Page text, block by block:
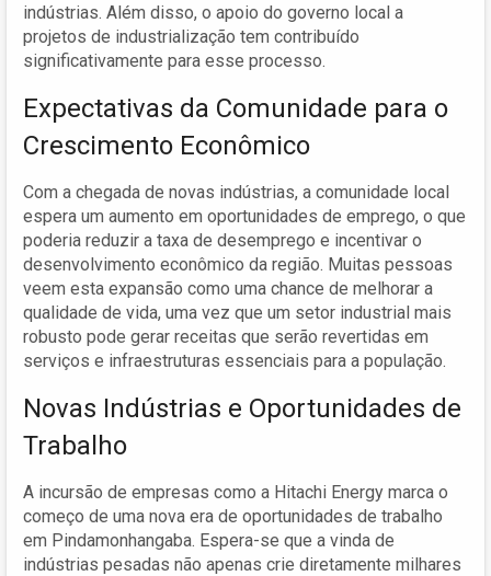
indústrias. Além disso, o apoio do governo local a
projetos de industrialização tem contribuído
significativamente para esse processo.
Expectativas da Comunidade para o
Crescimento Econômico
Com a chegada de novas indústrias, a comunidade local
espera um aumento em oportunidades de emprego, o que
poderia reduzir a taxa de desemprego e incentivar o
desenvolvimento econômico da região. Muitas pessoas
veem esta expansão como uma chance de melhorar a
qualidade de vida, uma vez que um setor industrial mais
robusto pode gerar receitas que serão revertidas em
serviços e infraestruturas essenciais para a população.
Novas Indústrias e Oportunidades de
Trabalho
A incursão de empresas como a Hitachi Energy marca o
começo de uma nova era de oportunidades de trabalho
em Pindamonhangaba. Espera-se que a vinda de
indústrias pesadas não apenas crie diretamente milhares